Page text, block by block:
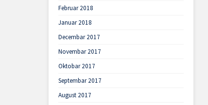
Februar 2018
Januar 2018
Decembar 2017
Novembar 2017
Oktobar 2017
Septembar 2017
August 2017